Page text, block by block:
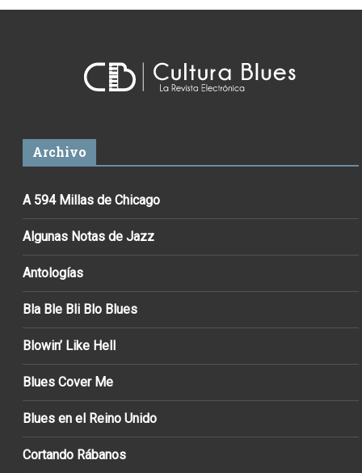
Archivo
A 594 Millas de Chicago
Algunas Notas de Jazz
Antologías
Bla Ble Bli Blo Blues
Blowin’ Like Hell
Blues Cover Me
Blues en el Reino Unido
Cortando Rábanos